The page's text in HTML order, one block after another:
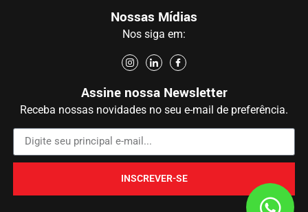
Nossas Mídias
Nos siga em:
Assine nossa Newsletter
Receba nossas novidades no seu e-mail de preferência.
INSCREVER-SE